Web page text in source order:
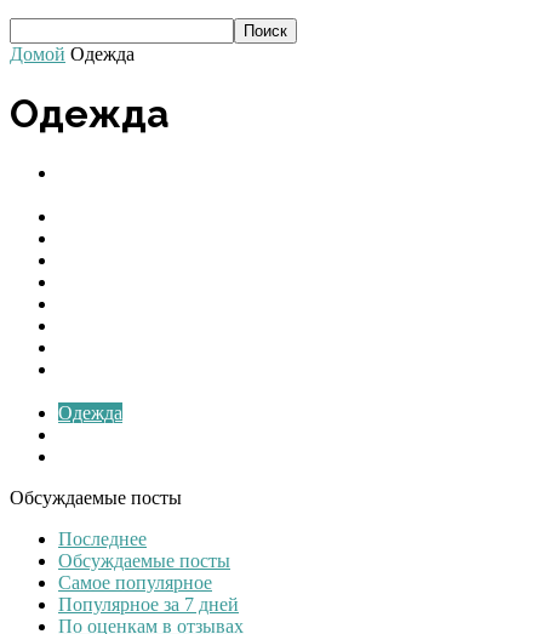
Домой Одежда
Одежда
Одежда
Обсуждаемые посты
Последнее
Обсуждаемые посты
Самое популярное
Популярное за 7 дней
По оценкам в отзывах